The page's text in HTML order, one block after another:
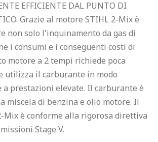
EFFICIENTE DAL PUNTO DI
Grazie al motore STIHL 2-Mix è
non solo l'inquinamento da gas di
i consumi e i conseguenti costi di
motore a 2 tempi richiede poca
utilizza il carburante in modo
a prestazioni elevate. Il carburante è
miscela di benzina e olio motore. Il
Mix è conforme alla rigorosa direttiva
Stage V.